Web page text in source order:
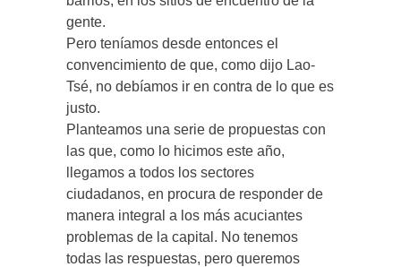
gente.
Pero teníamos desde entonces el
convencimiento de que, como dijo Lao-
Tsé, no debíamos ir en contra de lo que es
justo.
Planteamos una serie de propuestas con
las que, como lo hicimos este año,
llegamos a todos los sectores
ciudadanos, en procura de responder de
manera integral a los más acuciantes
problemas de la capital. No tenemos
todas las respuestas, pero queremos